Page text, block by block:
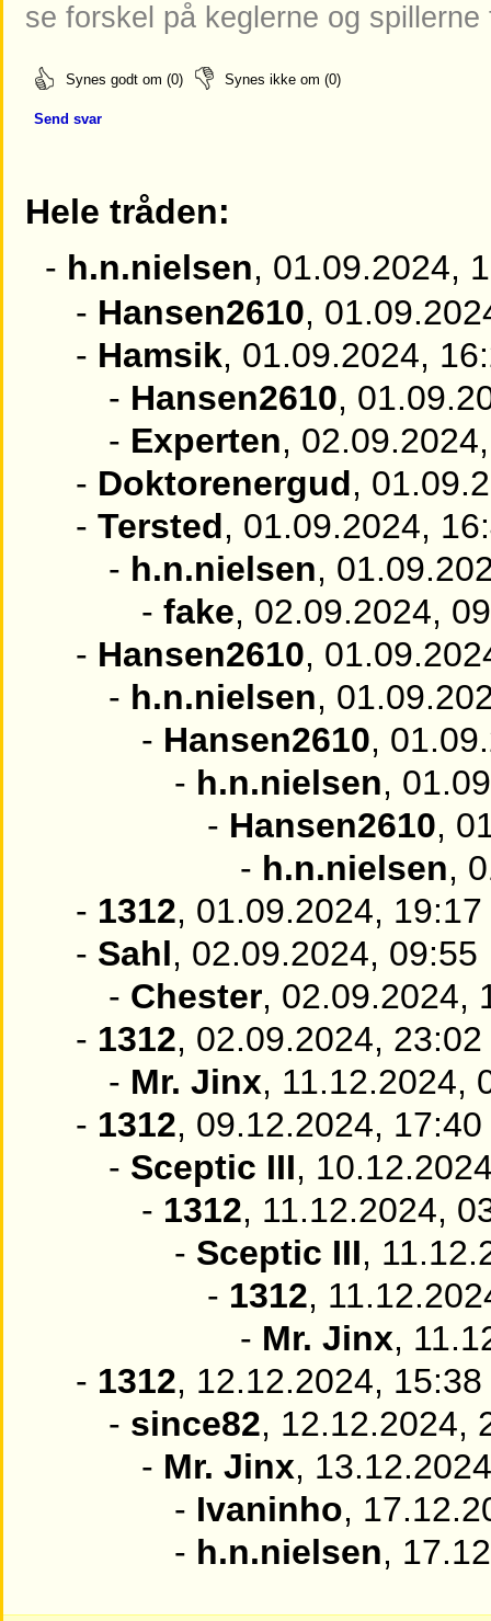
se forskel på keglerne og
Synes godt om (0) Synes ikke om (0)
Send svar
Hele tråden:
- h.n.nielsen, 01.09.2024,
- Hansen2610,
- Hamsik, 01.09.2024,
- Hansen2610,
- Experten,
- Doktorenergud,
- Tersted, 01.09.2024,
- h.n.nielsen,
- fake, 02.09.2024,
- Hansen2610,
- h.n.nielsen,
- Hansen2610,
- h.n.nielsen,
- Hansen2610,
- h.n.nielsen,
- 1312, 01.09.2024, 19:17
- Sahl, 02.09.2024, 09:55
- Chester, 02.09.2024,
- 1312, 02.09.2024, 23:02
- Mr. Jinx, 11.12.2024,
- 1312, 09.12.2024, 17:40
- Sceptic III,
- 1312, 11.12.2024,
- Sceptic III,
- 1312,
- Mr. Jinx,
- 1312, 12.12.2024, 15:38
- since82, 12.12.2024,
- Mr. Jinx,
- Ivaninho,
- h.n.nielsen,